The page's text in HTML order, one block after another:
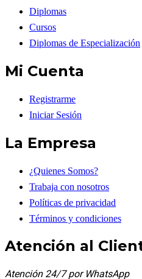
Diplomas
Cursos
Diplomas de Especialización
Mi Cuenta
Registrarme
Iniciar Sesión
La Empresa
¿Quienes Somos?
Trabaja con nosotros
Políticas de privacidad
Términos y condiciones
Atención al
Atención 24/7 por WhatsApp